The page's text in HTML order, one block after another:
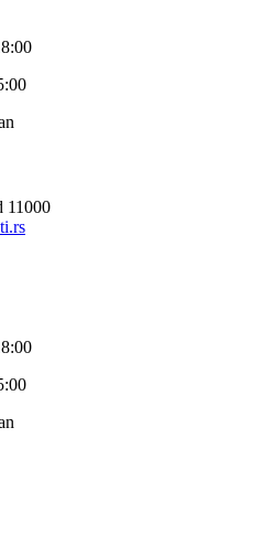
11000